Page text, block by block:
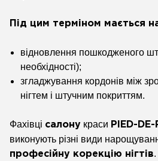
Під цим терміном мається
відновлення пошкодженого
необхідності);
згладжування кордонів між
нігтем і штучним покриттям.
Фахівці салону краси PIED-DE-
виконують різні види
професійну корекцію нігтів.